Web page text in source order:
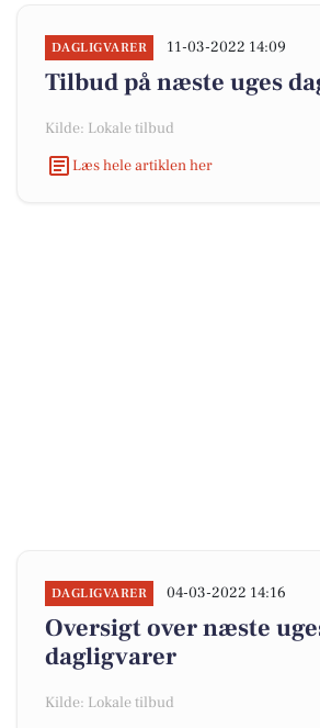
DAGLIGVARER 11-03-2022 14:09
Tilbud på næste uges
Kilde: Lokale tilbud
Læs hele artiklen her
DAGLIGVARER 04-03-2022 14:16
Oversigt over næste
dagligvarer
Kilde: Lokale tilbud